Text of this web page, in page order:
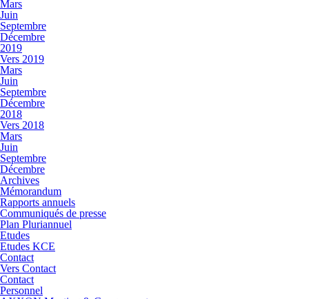
Mars
Juin
Septembre
Décembre
2019
Vers 2019
Mars
Juin
Septembre
Décembre
2018
Vers 2018
Mars
Juin
Septembre
Décembre
Archives
Mémorandum
Rapports annuels
Communiqués de presse
Plan Pluriannuel
Etudes
Etudes KCE
Contact
Vers Contact
Contact
Personnel